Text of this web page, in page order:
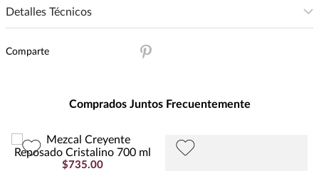
Detalles Técnicos
Unidad de Medida
Comparte
Comprados Juntos Frecuentemente
$735.00